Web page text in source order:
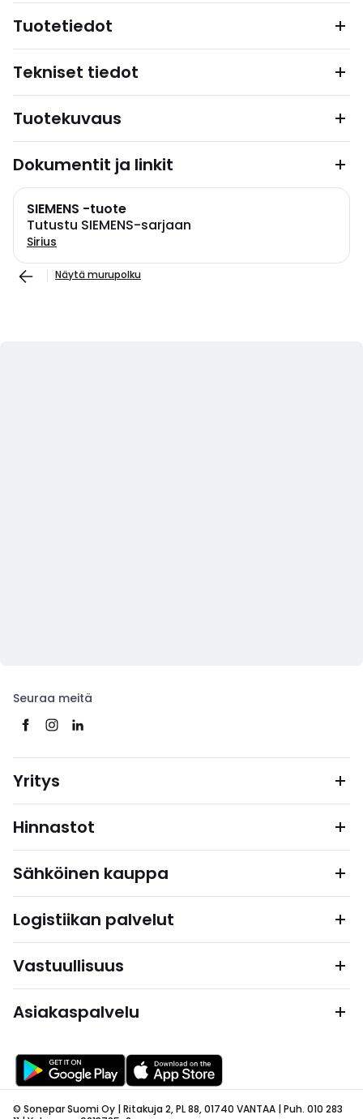
Tuotetiedot
Tekniset tiedot
Tuotekuvaus
Dokumentit ja linkit
SIEMENS -tuote
Tutustu SIEMENS-sarjaan
Sirius
Näytä murupolku
Seuraa meitä
Yritys
Hinnastot
Sähköinen kauppa
Logistiikan palvelut
Vastuullisuus
Asiakaspalvelu
© Sonepar Suomi Oy | Ritakuja 2, PL 88, 01740 VANTAA | Puh. 010 283